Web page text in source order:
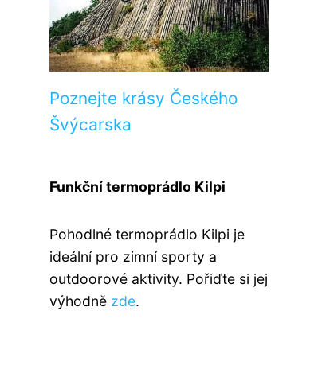
Poznejte krásy Českého
Švýcarska
Funkční termoprádlo Kilpi
Pohodlné termoprádlo Kilpi je
ideální pro zimní sporty a
outdoorové aktivity. Pořiďte si jej
výhodně zde.